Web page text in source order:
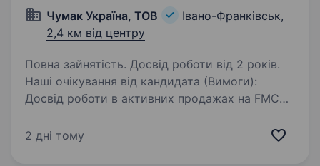
Чумак Україна, ТОВ
Івано-Франківськ,
2,4 км від центру
Повна зайнятість. Досвід роботи від 2 років.
Наші очікування від кандидата (Вимоги):
Досвід роботи в активних продажах на FMCG-
досвід управління торговою командою,
2 дні тому